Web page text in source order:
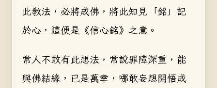
此教法，必將成佛，將此知見「銘」記
於心，這便是《信心銘》之意。
常人不敢有此想法，常說罪障深重，能
與佛結緣，已是萬幸，哪敢妄想開悟成